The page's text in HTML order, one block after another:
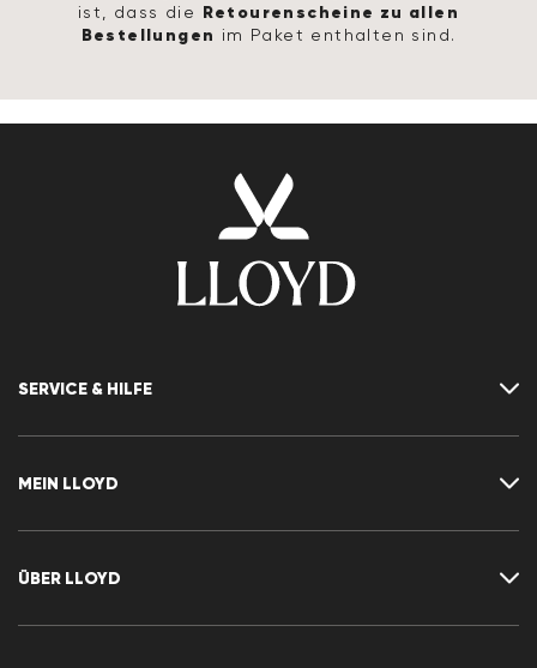
ist, dass die Retourenscheine zu allen
Bestellungen im Paket enthalten sind.
SERVICE & HILFE
Größentabelle
Rücksendung
MEIN LLOYD
Wunschliste
ÜBER LLOYD